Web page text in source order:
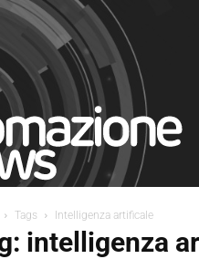
Tags Intelligenza artificale
intelligenza